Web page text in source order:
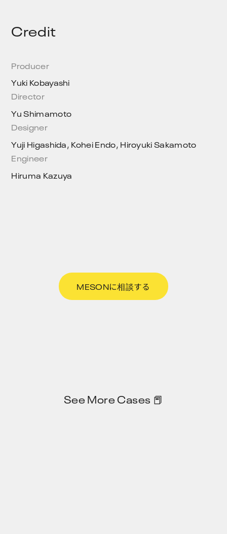
Credit
Producer
Yuki Kobayashi
Director
Yu Shimamoto
Designer
Yuji Higashida, Kohei Endo, Hiroyuki Sakamoto
Engineer
Hiruma Kazuya
MESONに相談する
See More Cases 📕